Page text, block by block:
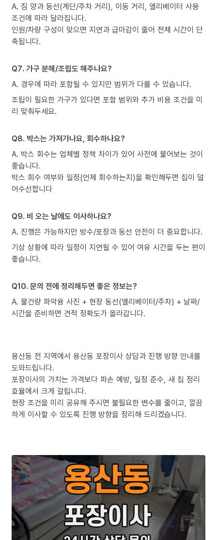
A. 짐 양과 동선(계단/주차 거리), 이동 거리, 엘리베이터 사용
조건에 따라 달라집니다.
인원/차량 구성이 맞으면 지연과 급마감이 줄어 전체 시간이 단
축됩니다.
Q7. 가구 분해/조립도 해주나요?
A. 경우에 따라 포함될 수 있지만 범위가 다를 수 있습니다.
조립이 필요한 가구가 있다면 포함 범위와 추가 비용 조건을 미
리 맞춰두세요.
Q8. 박스는 가져가나요, 회수하나요?
A. 박스 회수는 업체별 정책 차이가 있어 사전에 물어보는 것이
좋습니다.
박스 회수 여부와 일정(언제 회수하는지)을 확인해두면 집이 덜
어수선합니다
Q9. 비 오는 날에도 이사하나요?
A. 진행은 가능하지만 방수/포장과 동선 안전이 더 중요합니다.
기상 상황에 따라 일정이 지연될 수 있어 여유 시간을 두는 편이
좋습니다.
Q10. 문의 전에 정리해두면 좋은 정보는?
A. 물건량 파악용 사진 + 현장 동선(엘리베이터/주차) + 날짜/
시간을 준비하면 견적 정확도가 올라갑니다.
용산동 전 지역에서 용산동 포장이사 상담과 진행 방향 안내를
도와드립니다.
포장이사의 가치는 가격보다 파손 예방, 일정 준수, 새 집 정리
효율에서 크게 갈립니다.
현장 조건을 미리 공유해 주시면 불필요한 변수를 줄이고, 깔끔
하게 이사할 수 있도록 진행 방향을 정리해 드리겠습니다.